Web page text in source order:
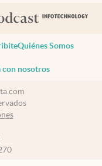
Quiénes Somos
con nosotros